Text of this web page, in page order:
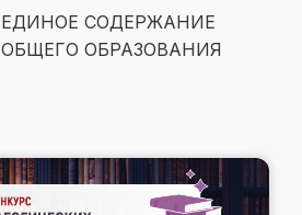
ЕДИНОЕ СОДЕРЖАНИЕ
ОБЩЕГО ОБРАЗОВАНИЯ